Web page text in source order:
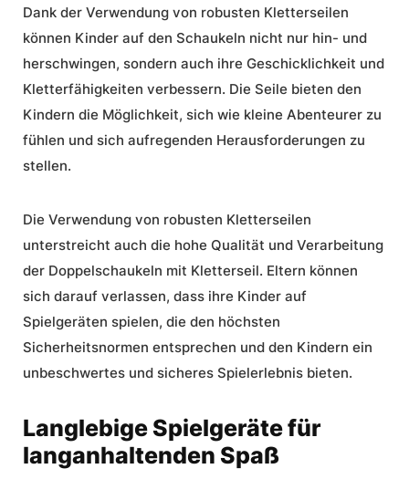
Dank der Verwendung von robusten Kletterseilen
können Kinder auf den Schaukeln nicht nur hin- und
herschwingen, sondern auch ihre Geschicklichkeit und
Kletterfähigkeiten verbessern. Die Seile bieten den
Kindern die Möglichkeit, sich wie kleine Abenteurer zu
fühlen und sich aufregenden Herausforderungen zu
stellen.
Die Verwendung von robusten Kletterseilen
unterstreicht auch die hohe Qualität und Verarbeitung
der Doppelschaukeln mit Kletterseil. Eltern können
sich darauf verlassen, dass ihre Kinder auf
Spielgeräten spielen, die den höchsten
Sicherheitsnormen entsprechen und den Kindern ein
unbeschwertes und sicheres Spielerlebnis bieten.
Langlebige Spielgeräte für
langanhaltenden Spaß